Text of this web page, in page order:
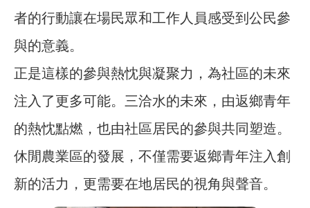
者的行動讓在場民眾和工作人員感受到公民參
與的意義。
正是這樣的參與熱忱與凝聚力，為社區的未來
注入了更多可能。三洽水的未來，由返鄉青年
的熱忱點燃，也由社區居民的參與共同塑造。
休閒農業區的發展，不僅需要返鄉青年注入創
新的活力，更需要在地居民的視角與聲音。